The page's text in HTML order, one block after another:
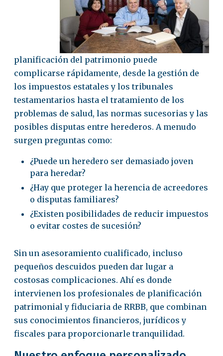
planificación del patrimonio puede
complicarse rápidamente, desde la gestión de
los impuestos estatales y los tribunales
testamentarios hasta el tratamiento de los
problemas de salud, las normas sucesorias y las
posibles disputas entre herederos. A menudo
surgen preguntas como:
¿Puede un heredero ser demasiado joven
para heredar?
¿Hay que proteger la herencia de acreedores
o disputas familiares?
¿Existen posibilidades de reducir impuestos
o evitar costes de sucesión?
Sin un asesoramiento cualificado, incluso
pequeños descuidos pueden dar lugar a
costosas complicaciones. Ahí es donde
intervienen los profesionales de planificación
patrimonial y fiduciaria de RRBB, que combinan
sus conocimientos financieros, jurídicos y
fiscales para proporcionarle tranquilidad.